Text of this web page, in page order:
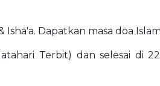
Isha'a. Dapatkan masa doa
Terbit) dan selesai di